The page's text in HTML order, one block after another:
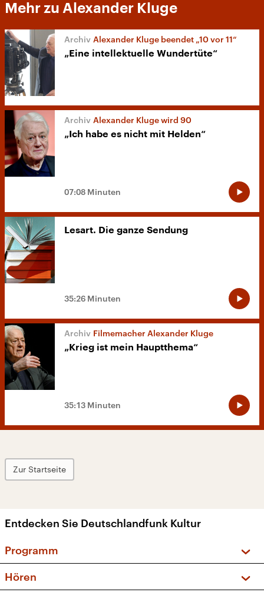
Mehr zu Alexander Kluge
Alexander Kluge beendet „10 vor 11“
„Eine intellektuelle Wundertüte“
Alexander Kluge wird 90
„Ich habe es nicht mit Helden“
07:08 Minuten
Lesart. Die ganze Sendung
35:26 Minuten
Filmemacher Alexander Kluge
„Krieg ist mein Hauptthema“
35:13 Minuten
Zur Startseite
Entdecken Sie Deutschlandfunk Kultur
Programm
Sendungen und Podcasts
Hören